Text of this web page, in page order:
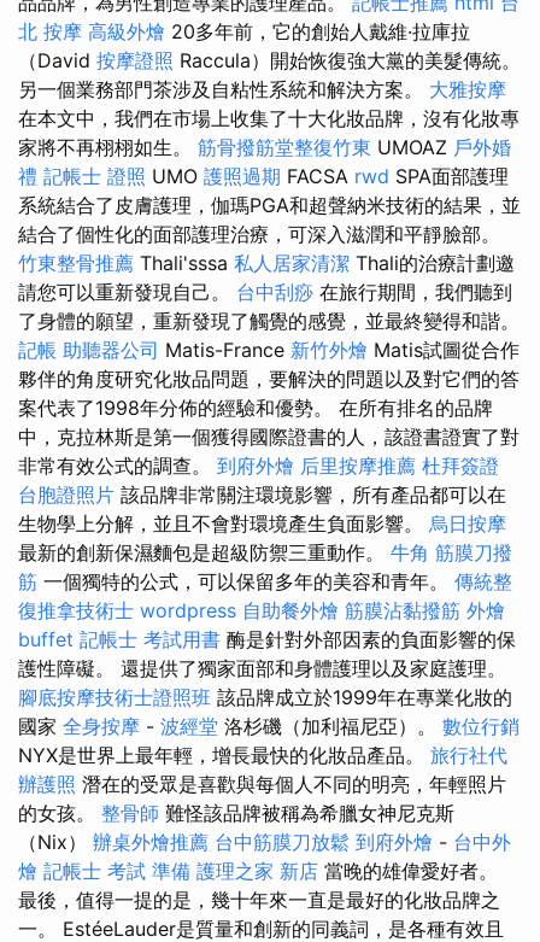
北 按摩 高級外燴 20多年前，它的創始人戴維·拉庫拉
（David 按摩證照 Raccula）開始恢復強大黨的美髮傳統。
另一個業務部門茶涉及自粘性系統和解決方案。 大雅按摩
在本文中，我們在市場上收集了十大化妝品牌，沒有化妝專
家將不再栩栩如生。 筋骨撥筋堂整復竹東 UMOAZ 戶外婚
禮 記帳士 證照 UMO 護照過期 FACSA rwd SPA面部護理
系統結合了皮膚護理，伽瑪PGA和超聲納米技術的結果，並
結合了個性化的面部護理治療，可深入滋潤和平靜臉部。
竹東整骨推薦 Thali'sssa 私人居家清潔 Thali的治療計劃邀
請您可以重新發現自己。 台中刮痧 在旅行期間，我們聽到
了身體的願望，重新發現了觸覺的感覺，並最終變得和諧。
記帳 助聽器公司 Matis-France 新竹外燴 Matis試圖從合作
夥伴的角度研究化妝品問題，要解決的問題以及對它們的答
案代表了1998年分佈的經驗和優勢。 在所有排名的品牌
中，克拉林斯是第一個獲得國際證書的人，該證書證實了對
非常有效公式的調查。 到府外燴 后里按摩推薦 杜拜簽證
台胞證照片 該品牌非常關注環境影響，所有產品都可以在
生物學上分解，並且不會對環境產生負面影響。 烏日按摩
最新的創新保濕麵包是超級防禦三重動作。 牛角 筋膜刀撥
筋 一個獨特的公式，可以保留多年的美容和青年。 傳統整
復推拿技術士 wordpress 自助餐外燴 筋膜沾黏撥筋 外燴
buffet 記帳士 考試用書 酶是針對外部因素的負面影響的保
護性障礙。 還提供了獨家面部和身體護理以及家庭護理。
腳底按摩技術士證照班 該品牌成立於1999年在專業化妝的
國家 全身按摩 - 波經堂 洛杉磯（加利福尼亞）。 數位行銷
NYX是世界上最年輕，增長最快的化妝品產品。 旅行社代
辦護照 潛在的受眾是喜歡與每個人不同的明亮，年輕照片
的女孩。 整骨師 難怪該品牌被稱為希臘女神尼克斯
（Nix） 辦桌外燴推薦 台中筋膜刀放鬆 到府外燴 - 台中外
燴 記帳士 考試 準備 護理之家 新店 當晚的雄偉愛好者。
最後，值得一提的是，幾十年來一直是最好的化妝品牌之
一。 EstéeLauder是質量和創新的同義詞，是各種有效且